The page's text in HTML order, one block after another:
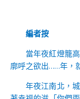
編者按
當年夜紅燈籠
廓呼之欲出……年，
年夜江南北，